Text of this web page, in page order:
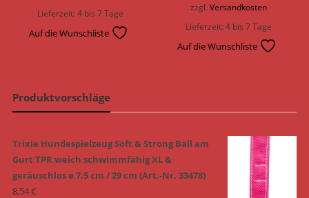
Lieferzeit:4 bis 7 Tage
Auf die Wunschliste
zzgl. Versandkosten
Lieferzeit:4 bis 7 Tage
Auf die Wunschliste
Produktvorschläge
Trixie Hundespielzeug Soft & Strong Ball am
Gurt TPR weich schwimmfähig XL &
geräuschlos ø 7,5 cm / 29 cm (Art.-Nr. 33478)
8,54€